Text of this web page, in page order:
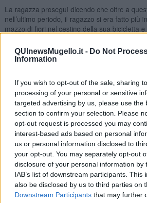
QUInewsMugello.it - Do Not
Information
If you wish to opt-out of the sale, sharing
processing of your personal or sensitive
targeted advertising by us, please use the
section to confirm your selection. Please
opt-out request is processed you may
interest-based ads based on personal
us or personal information disclosed to
your opt-out. You may separately opt-out
disclosure of your personal information by
IAB’s list of downstream participants. This
also be disclosed by us to third parties on
Downstream Participants that may further
La ragazza proseguì dicendo che oltre a
nell’ultimo periodo, il ragazzo si era fatto più
mazzo di fiori nel cestino della sua bicicletta
so il giorno del tuo compleanno, ti faccio i
invito a comprarti quello che più desideri”.
soldi consegnandoli alla marescialla che nel
appunti. Il capufficio che fino a quel momento
sornione e un po’ defilato si scusò per la
poi disse:“…signorina non so le sue
che può apparire chiaro un ragazzo del
denuncia, si sposa.”
I carabinieri fecero delle indagini e
Gli parlarono cercando di capire, senza
del suo comportamento. Compresero che si
giovane lavoratore portuale anche
bell’aspetto, ma con un romanticismo arcaico.